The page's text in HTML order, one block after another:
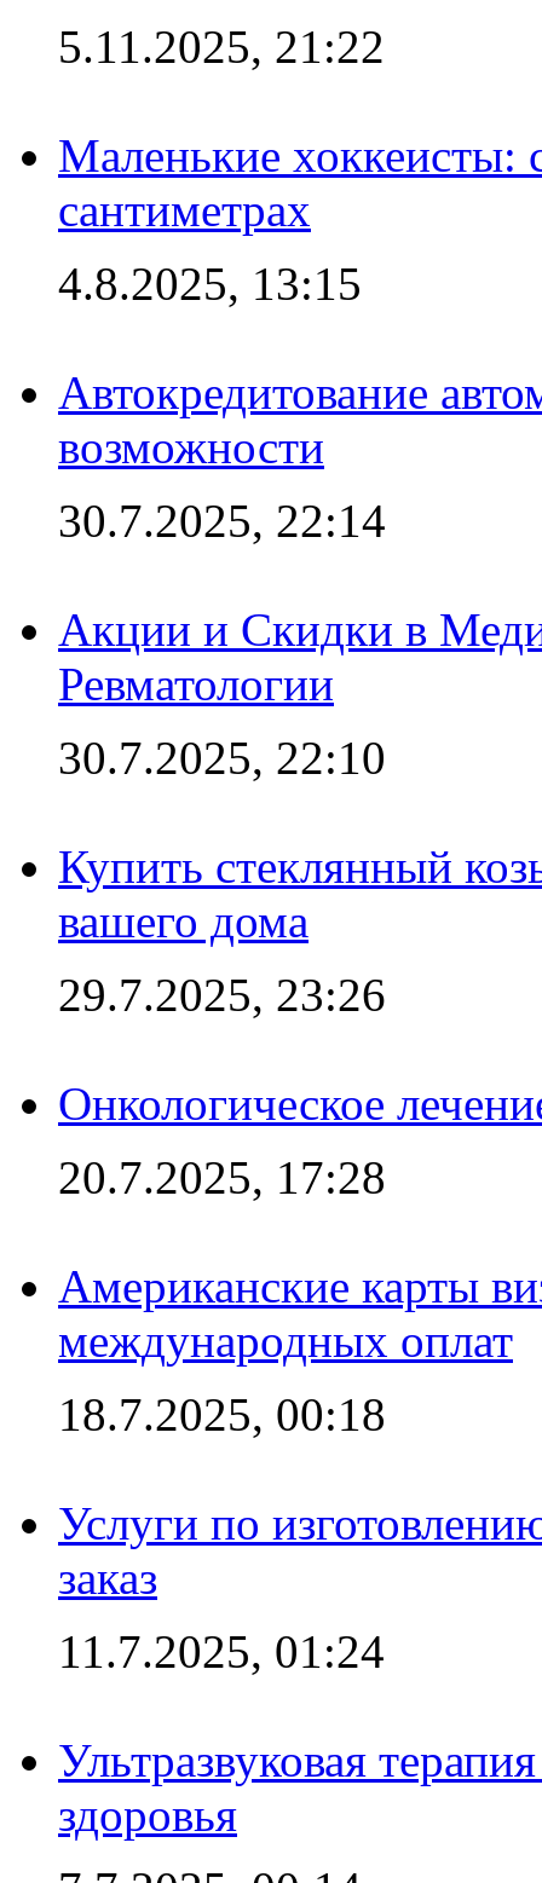
5.11.2025, 21:22
Маленькие хоккеисты:
сантиметрах
4.8.2025, 13:15
Автокредитование
возможности
30.7.2025, 22:14
Акции и Скидки в
Ревматологии
30.7.2025, 22:10
Купить стеклянный
вашего дома
29.7.2025, 23:26
Онкологическое
20.7.2025, 17:28
Американские карты
международных оплат
18.7.2025, 00:18
Услуги по
заказ
11.7.2025, 01:24
Ультразвуковая
здоровья